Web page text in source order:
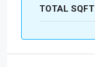
TOTAL SQFT